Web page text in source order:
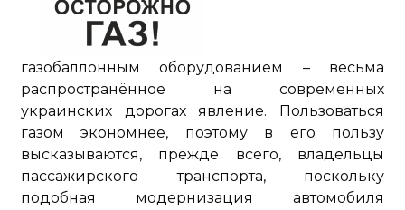
газобаллонным оборудованием – весьма
распространённое на современных
украинских дорогах явление. Пользоваться
газом экономнее, поэтому в его пользу
высказываются, прежде всего, владельцы
пассажирского транспорта, поскольку
подобная модернизация автомобиля